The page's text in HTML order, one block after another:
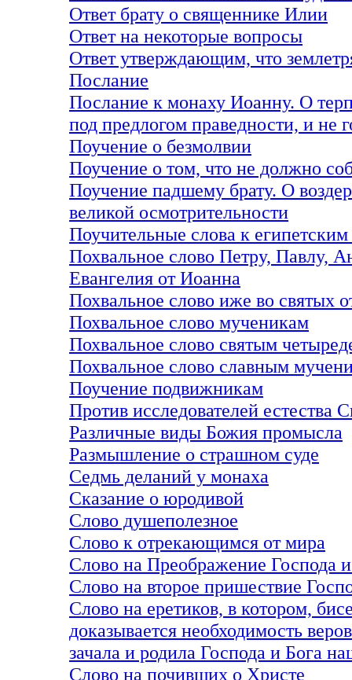
Ответ брату о священнике Илии
Ответ на некоторые вопросы
Ответ утверждающим, что
Послание
Послание к монаху Иоанну. О
под предлогом праведности, и не
Поучение о безмолвии
Поучение о том, что не должно
Поучение падшему брату. О
великой осмотрительности
Поучительные слова к
Похвальное слово Петру, Павлу,
Евангелия от Иоанна
Похвальное слово иже во
Похвальное слово мученикам
Похвальное слово святым
Похвальное слово славным
Поучение подвижникам
Против исследователей естества
Различные виды Божия промысла
Размышление о страшном суде
Седмь деланий у монаха
Сказание о юродивой
Слово душеполезное
Слово к отрекающимся от мира
Слово на Преображение Господа
Слово на второе пришествие
Слово на еретиков, в котором,
доказывается необходимость
зачала и родила Господа и Бога
Слово на почивших о Христе